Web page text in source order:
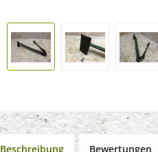
Beschreibung Bewertungen